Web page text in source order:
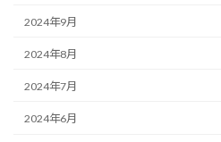
2024年9月
2024年8月
2024年7月
2024年6月